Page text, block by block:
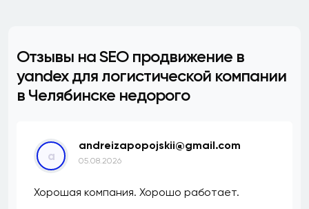
Отзывы на SEO продвижение в
yandex для логистической компании
в Челябинске недорого
a
andreizapopojskii@gmail.com
05.08.2026
Хорошая компания. Хорошо работает.